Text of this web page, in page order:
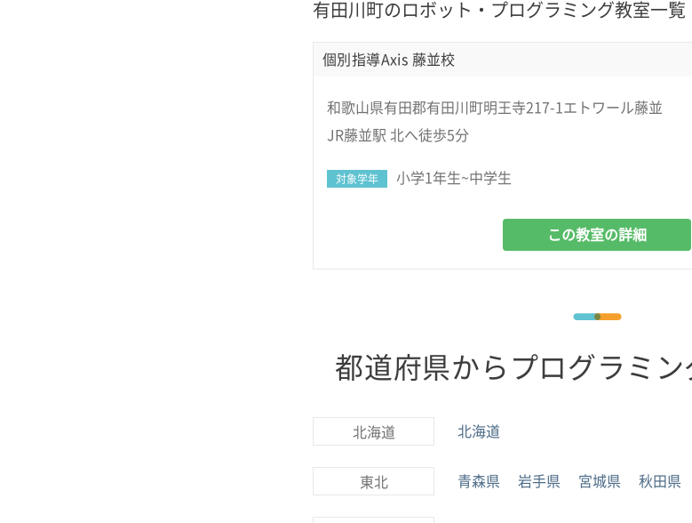
有田川町のロボット・プログラミング教室一覧
個別指導Axis 藤並校
和歌山県有田郡有田川町明王寺217-1エトワール藤並
JR藤並駅 北へ徒歩5分
対象学年 小学1年生~中学生
この教室の詳細
都道府県からプログラミン
北海道 北海道
東北 青森県 岩手県 宮城県 秋田県